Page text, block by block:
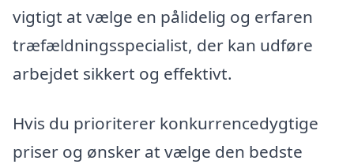
vigtigt at vælge en pålidelig og erfaren
træfældningsspecialist, der kan udføre
arbejdet sikkert og effektivt.
Hvis du prioriterer konkurrencedygtige
priser og ønsker at vælge den bedste